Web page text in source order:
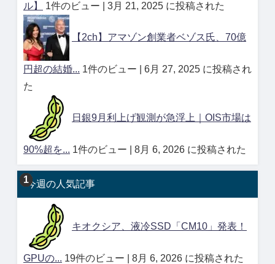
ル】 1件のビュー 3月 21, 2025 に投稿された
【2ch】アマゾン創業者ベゾス氏、70億
円超の結婚... 1件のビュー
6月 27, 2025 に投稿され
た
日銀9月利上げ観測が急浮上｜OIS市場は
90%超を... 1件のビュー 8月 6, 2026 に投稿された
今週の人気記事
キオクシア、液冷SSD「CM10」発表！
GPUの... 19件のビュー 8月 6, 2026 に投稿された